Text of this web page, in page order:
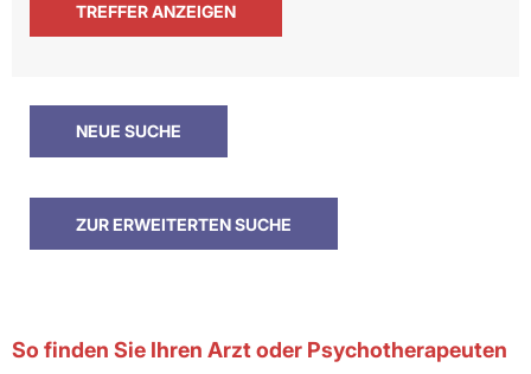
So finden Sie Ihren Arzt oder Psychotherapeuten